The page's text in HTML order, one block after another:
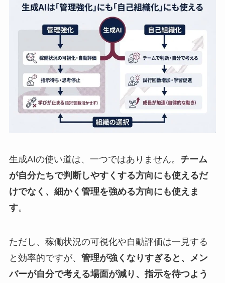
生成AIの使い道は、一つではありません。 チーム
が自分たちで判断しやすくする方向にも使えるだ
けでなく、細かく管理を強める方向にも使えま
す。
ただし、稼働状況の可視化や自動評価は一見する
と効率的ですが、 管理が強くなりすぎると、メン
バーが自分で考える場面が減り、指示を待つよう